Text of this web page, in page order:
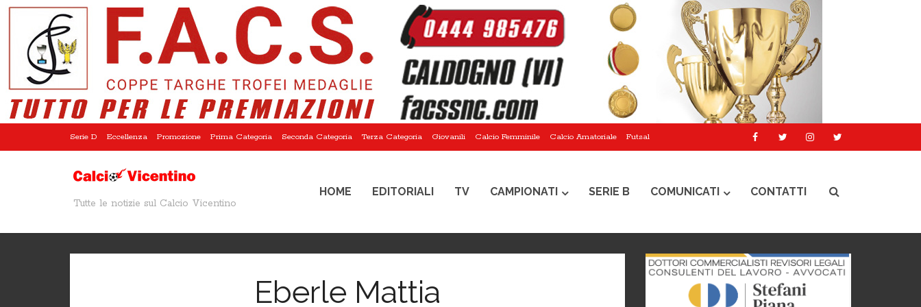
Serie D Eccellenza Promozione Prima Categoria Seconda Categoria Terza Categoria Giovanili Calcio Femminile Calcio Amatoriale Futsal
Tutte le notizie sul Calcio Vicentino
HOME EDITORIALI TV CAMPIONATI SERIE B COMUNICATI CONTATTI
Eberle Mattia